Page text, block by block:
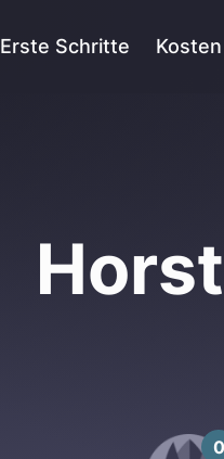
Erste Schritte Kosten
0